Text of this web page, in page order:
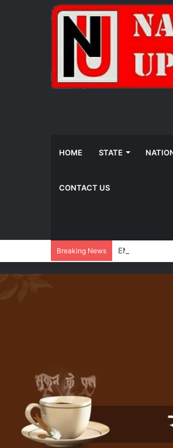
HOME STATE
CONTACT US
Breaking News EMRS सक्ती के